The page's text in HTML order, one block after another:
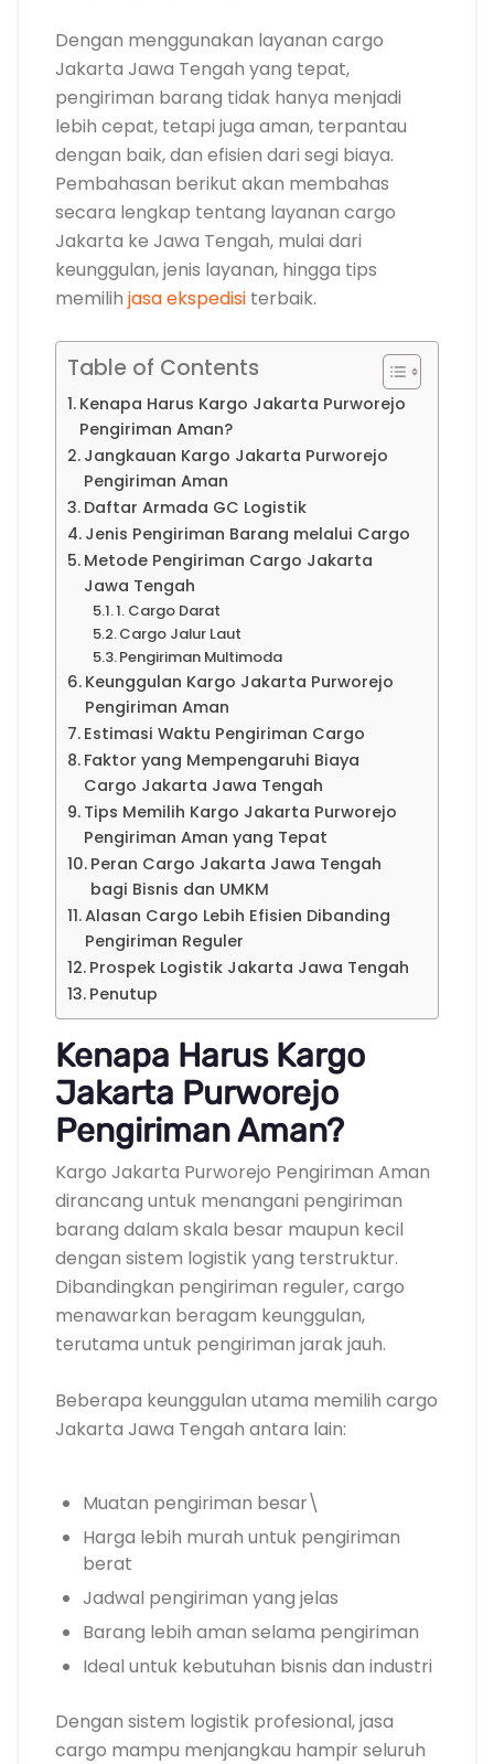
Dengan menggunakan layanan cargo
Jakarta Jawa Tengah yang tepat,
pengiriman barang tidak hanya menjadi
lebih cepat, tetapi juga aman, terpantau
dengan baik, dan efisien dari segi biaya.
Pembahasan berikut akan membahas
secara lengkap tentang layanan cargo
Jakarta ke Jawa Tengah, mulai dari
keunggulan, jenis layanan, hingga tips
memilih jasa ekspedisi terbaik.
Table of Contents
Kenapa Harus Kargo Jakarta Purworejo
Pengiriman Aman?
Jangkauan Kargo Jakarta Purworejo
Pengiriman Aman
Daftar Armada GC Logistik
Jenis Pengiriman Barang melalui Cargo
Metode Pengiriman Cargo Jakarta
Jawa Tengah
1. Cargo Darat
Cargo Jalur Laut
Pengiriman Multimoda
Keunggulan Kargo Jakarta Purworejo
Pengiriman Aman
Estimasi Waktu Pengiriman Cargo
Faktor yang Mempengaruhi Biaya
Cargo Jakarta Jawa Tengah
Tips Memilih Kargo Jakarta Purworejo
Pengiriman Aman yang Tepat
Peran Cargo Jakarta Jawa Tengah
bagi Bisnis dan UMKM
Alasan Cargo Lebih Efisien Dibanding
Pengiriman Reguler
Prospek Logistik Jakarta Jawa Tengah
Penutup
Kenapa Harus Kargo
Jakarta Purworejo
Pengiriman Aman?
Kargo Jakarta Purworejo Pengiriman Aman
dirancang untuk menangani pengiriman
barang dalam skala besar maupun kecil
dengan sistem logistik yang terstruktur.
Dibandingkan pengiriman reguler, cargo
menawarkan beragam keunggulan,
terutama untuk pengiriman jarak jauh.
Beberapa keunggulan utama memilih cargo
Jakarta Jawa Tengah antara lain:
Muatan pengiriman besar\
Harga lebih murah untuk pengiriman
berat
Jadwal pengiriman yang jelas
Barang lebih aman selama pengiriman
Ideal untuk kebutuhan bisnis dan industri
Dengan sistem logistik profesional, jasa
cargo mampu menjangkau hampir seluruh